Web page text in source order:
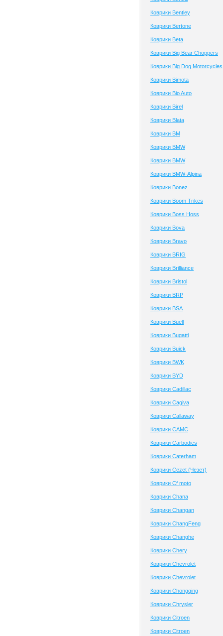
Коврики Bentley
Коврики Bertone
Коврики Beta
Коврики Big Bear Choppers
Коврики Big Dog Motorcycles
Коврики Bimota
Коврики Bio Auto
Коврики Birel
Коврики Blata
Коврики BM
Коврики BMW
Коврики BMW
Коврики BMW-Alpina
Коврики Bonez
Коврики Boom Trikes
Коврики Boss Hoss
Коврики Bova
Коврики Bravo
Коврики BRIG
Коврики Brilliance
Коврики Bristol
Коврики BRP
Коврики BSA
Коврики Buell
Коврики Bugatti
Коврики Buick
Коврики BWK
Коврики BYD
Коврики Cadillac
Коврики Cagiva
Коврики Callaway
Коврики CAMC
Коврики Carbodies
Коврики Caterham
Коврики Cezet (Чезет)
Коврики Cf moto
Коврики Chana
Коврики Changan
Коврики ChangFeng
Коврики Changhe
Коврики Chery
Коврики Chevrolet
Коврики Chevrolet
Коврики Chongqing
Коврики Chrysler
Коврики Citroen
Коврики Citroen